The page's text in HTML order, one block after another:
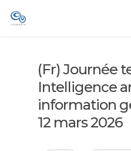
(Fr) Journée
Intelligence
information
12 mars 2026